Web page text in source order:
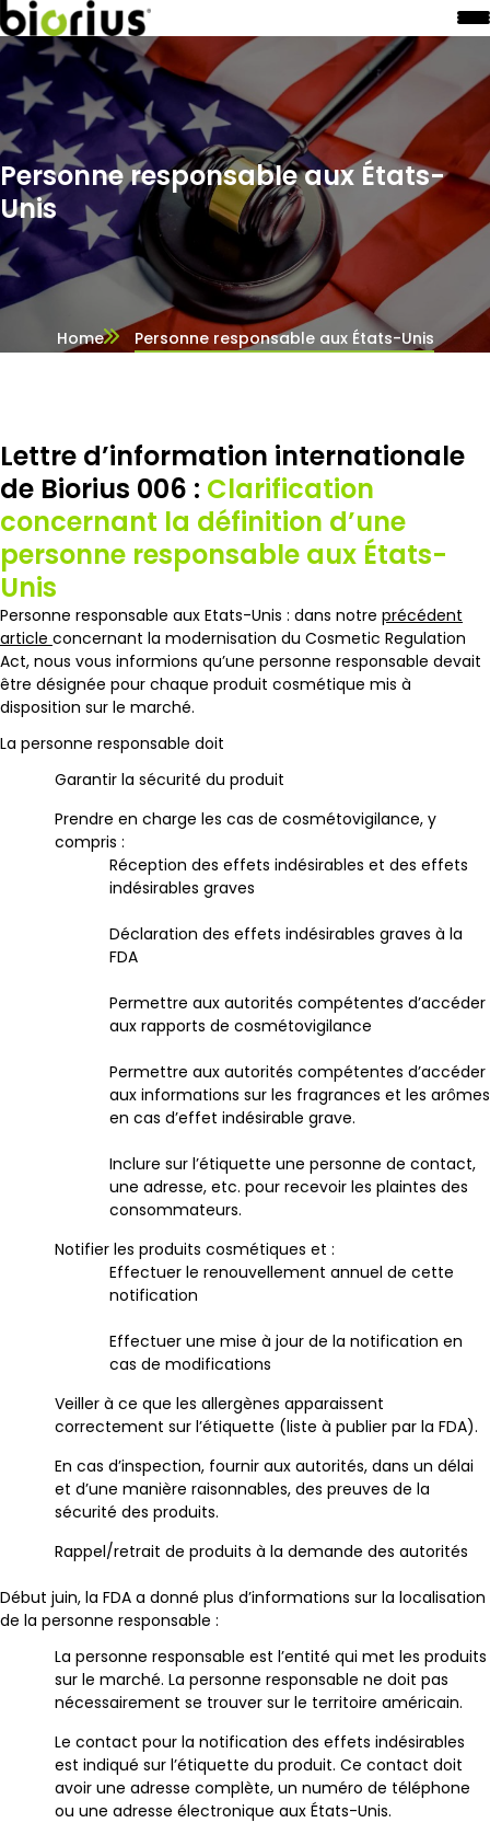
Personne responsable aux États-
Unis
Home Personne responsable aux États-Unis
Lettre d’information internationale
de Biorius 006 : Clarification
concernant la définition d’une
personne responsable aux États-
Unis
Personne responsable aux Etats-Unis : dans notre précédent
article concernant la modernisation du Cosmetic Regulation
Act, nous vous informions qu’une personne responsable devait
être désignée pour chaque produit cosmétique mis à
disposition sur le marché.
La personne responsable doit
Garantir la sécurité du produit
Prendre en charge les cas de cosmétovigilance, y
compris :
Réception des effets indésirables et des effets
indésirables graves
Déclaration des effets indésirables graves à la
FDA
Permettre aux autorités compétentes d’accéder
aux rapports de cosmétovigilance
Permettre aux autorités compétentes d’accéder
aux informations sur les fragrances et les arômes
en cas d’effet indésirable grave.
Inclure sur l’étiquette une personne de contact,
une adresse, etc. pour recevoir les plaintes des
consommateurs.
Notifier les produits cosmétiques et :
Effectuer le renouvellement annuel de cette
notification
Effectuer une mise à jour de la notification en
cas de modifications
Veiller à ce que les allergènes apparaissent
correctement sur l’étiquette (liste à publier par la FDA).
En cas d’inspection, fournir aux autorités, dans un délai
et d’une manière raisonnables, des preuves de la
sécurité des produits.
Rappel/retrait de produits à la demande des autorités
Début juin, la FDA a donné plus d’informations sur la localisation
de la personne responsable :
La personne responsable est l’entité qui met les produits
sur le marché. La personne responsable ne doit pas
nécessairement se trouver sur le territoire américain.
Le contact pour la notification des effets indésirables
est indiqué sur l’étiquette du produit. Ce contact doit
avoir une adresse complète, un numéro de téléphone
ou une adresse électronique aux États-Unis.